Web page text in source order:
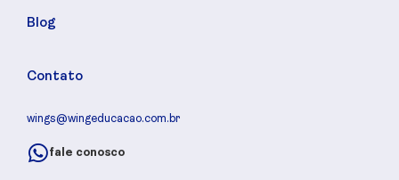
Blog
Contato
wings@wingeducacao.com.br
fale conosco